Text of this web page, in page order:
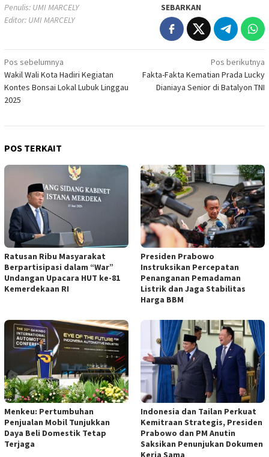
Penulis: UMI MARCELY
Editor: UMI MARCELY
SEBARKAN
Navigasi
pos
Pos sebelumnya
Wakil Wali Kota Hadiri Kegiatan
Kontes Bonsai Lokal Lubuk Linggau
2025
Pos berikutnya
Fakta-Fakta Kematian Prada Lucky
Dianiaya Senior di Batalyon TNI
POS TERKAIT
Ratusan Ribu Masyarakat
Berpartisipasi dalam “War”
Undangan Upacara HUT ke-81
Kemerdekaan RI
Presiden Prabowo
Instruksikan Percepatan
Penanganan Pemadaman
Listrik dan Jaga Stabilitas
Harga BBM
Menkeu: Pertumbuhan
Penjualan Mobil Tunjukkan
Daya Beli Domestik Tetap
Terjaga
Indonesia dan Tailan Perkuat
Kemitraan Strategis, Presiden
Prabowo dan PM Anutin
Saksikan Penunjukan Dokumen
Kerja Sama